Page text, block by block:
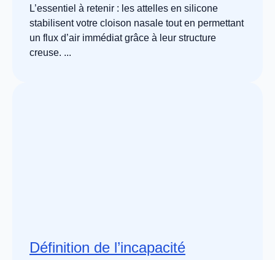
L’essentiel à retenir : les attelles en silicone
stabilisent votre cloison nasale tout en permettant
un flux d’air immédiat grâce à leur structure
creuse. ...
Définition de l’incapacité